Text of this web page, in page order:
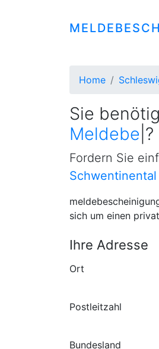
Home
Sie
Fordern Sie
Schwentinental
sich um einen
Ihre Adresse
Ort
Postleitzahl
Bundesland